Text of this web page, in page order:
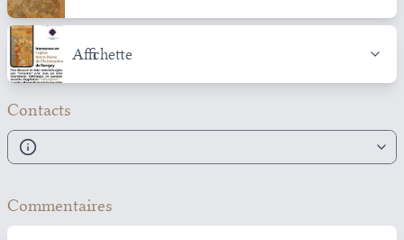
Affichette
Contacts
Commentaires